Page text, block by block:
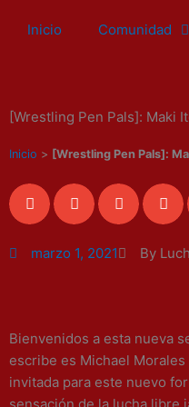
Inicio Comunidad
[Wrestling Pen Pals]: Maki
Inicio > [Wrestling Pen Pals]:
marzo 1, 2021 By
Bienvenidos a esta nueva
escribe es Michael
invitada para este nuevo